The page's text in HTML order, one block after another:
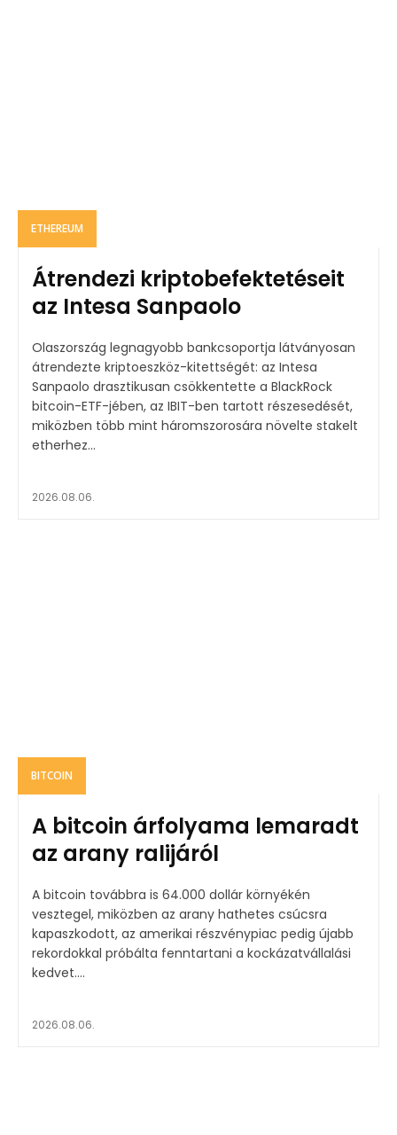
ETHEREUM
Átrendezi kriptobefektetéseit
az Intesa Sanpaolo
Olaszország legnagyobb bankcsoportja látványosan
átrendezte kriptoeszköz-kitettségét: az Intesa
Sanpaolo drasztikusan csökkentette a BlackRock
bitcoin-ETF-jében, az IBIT-ben tartott részesedését,
miközben több mint háromszorosára növelte stakelt
etherhez...
2026.08.06.
BITCOIN
A bitcoin árfolyama lemaradt
az arany ralijáról
A bitcoin továbbra is 64.000 dollár környékén
vesztegel, miközben az arany hathetes csúcsra
kapaszkodott, az amerikai részvénypiac pedig újabb
rekordokkal próbálta fenntartani a kockázatvállalási
kedvet....
2026.08.06.